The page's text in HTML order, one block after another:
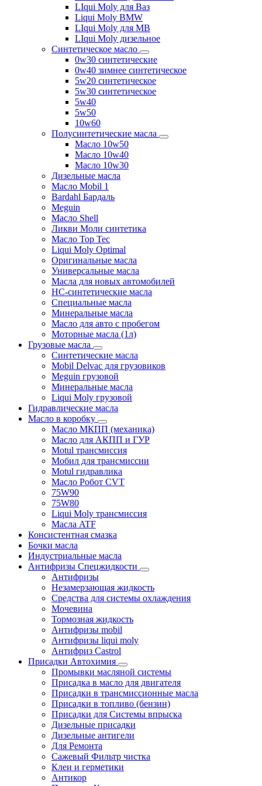
LIqui Moly для Ваз
Liqui Moly BMW
LIqui Moly для MB
LIqui Moly дизельное
Синтетическое масло
0w30 синтетические
0w40 зимнее синтетическое
5w20 синтетическое
5w30 синтетическое
5w40
5w50
10w60
Полусинтетические масла
Масло 10w50
Масло 10w40
Масло 10w30
Дизельные масла
Масло Mobil 1
Bardahl Бардаль
Meguin
Масло Shell
Ликви Моли синтетика
Масло Top Tec
Liqui Moly Optimal
Оригинальные масла
Универсальные масла
Масла для новых автомобилей
HC-синтетические масла
Специальные масла
Минеральные масла
Масло для авто с пробегом
Моторные масла (1л)
Грузовые масла
Синтетические масла
Mobil Delvac для грузовиков
Meguin грузовой
Минеральные масла
Liqui Moly грузовой
Гидравлические масла
Масло в коробку
Масло МКПП (механика)
Масло для АКПП и ГУР
Motul трансмиссия
Мобил для трансмиссии
Motul гидравлика
Масло Робот CVT
75W90
75W80
Liqui Moly трансмиссия
Масла ATF
Консистентная смазка
Бочки масла
Индустриальные масла
Антифризы Спецжидкости
Антифризы
Незамерзающая жидкость
Средства для системы охлаждения
Мочевина
Тормозная жидкость
Антифризы mobil
Антифризы liqui moly
Антифриз Castrol
Присадки Автохимия
Промывки масляной системы
Присадка в масло для двигателя
Присадки в трансмиссионные масла
Присадки в топливо (бензин)
Присадки для Системы впрыска
Дизельные присадки
Дизельные антигели
Для Ремонта
Сажевый Фильтр чистка
Клеи и герметики
Антикор